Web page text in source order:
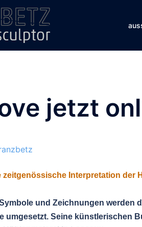
jetzt
zeitgenössische Interpretation der
und Zeichnungen werden
umgesetzt. Seine künstlerischen